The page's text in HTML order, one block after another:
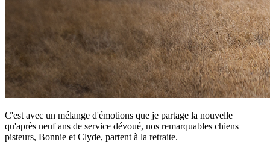
C'est avec un mélange d'émotions que je partage la nouvelle
qu'après neuf ans de service dévoué, nos remarquables chiens
pisteurs, Bonnie et Clyde, partent à la retraite.